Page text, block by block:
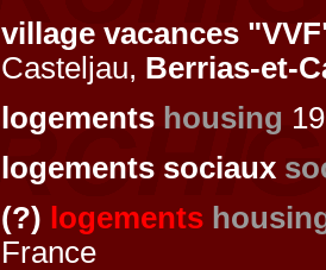
village vacances
Casteljau, Berrias-et-
logements housing
logements sociaux
(?) logements
France